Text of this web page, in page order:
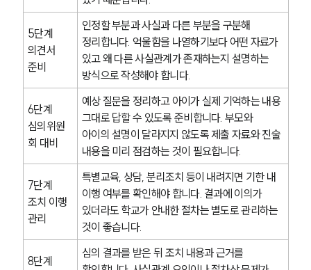
주요 업무사례
사례분석/최신동향
법률정보
법률지식인
고객후기
업무분야
학교폭력대응팀 업무
전체
구성원 소개
학교폭력전문변호사
5단계
의견서
준비
인정할 부분과 사실과 다른 부분을 구분해
정리합니다. 억울함을 나열하기보다 어떤 자료가
있고 왜 다른 사실관계가 존재하는지 설명하는
방식으로 작성해야 합니다.
6단계
심의위원
회 대비
예상 질문을 정리하고 아이가 실제 기억하는 내용
그대로 답할 수 있도록 준비합니다. 부모와
아이의 설명이 달라지지 않도록 제출 자료와 진술
내용을 미리 점검하는 것이 필요합니다.
7단계
조치 이행
관리
특별교육, 상담, 분리조치 등이 내려지면 기한 내
이행 여부를 확인해야 합니다. 결과에 이의가
있더라도 학교가 안내한 절차는 별도로 관리하는
것이 좋습니다.
8단계
심의 결과를 받은 뒤 조치 내용과 근거를